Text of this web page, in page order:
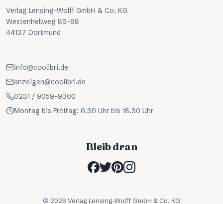
Verlag Lensing-Wolff GmbH & Co. KG
Westenhellweg 86-88
44137 Dortmund
info@coolibri.de
anzeigen@coolibri.de
0231 / 9059-9300
Montag bis Freitag: 6.30 Uhr bis 18.30 Uhr
Bleib dran
© 2026 Verlag Lensing-Wolff GmbH & Co. KG